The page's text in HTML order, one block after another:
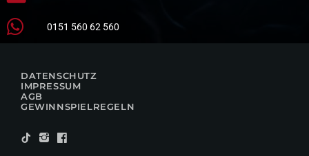
0151 560 62 560
DATENSCHUTZ
IMPRESSUM
AGB
GEWINNSPIELREGELN